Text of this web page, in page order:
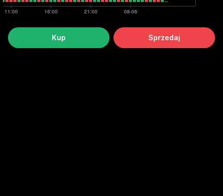
Kup Sprzedaj